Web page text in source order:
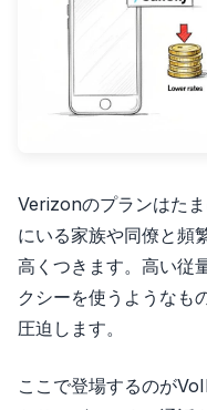
Verizonのプランはた
にいる家族や同僚と頻
高くつきます。高い従
クシーを使うようなも
圧迫します。
ここで登場するのが